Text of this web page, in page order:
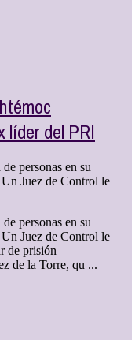
líder del PRI
personas en su
Juez de Control le
personas en su
Juez de Control le
de prisión
de la Torre, qu ...